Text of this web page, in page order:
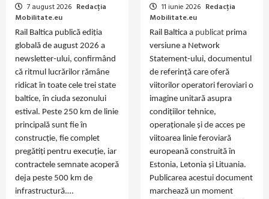
7 august 2026 Redacția
Mobilitate.eu
Rail Baltica publică ediția
globală de august 2026 a
newsletter‑ului, confirmând
că ritmul lucrărilor rămâne
ridicat în toate cele trei state
baltice, în ciuda sezonului
estival. Peste 250 km de linie
principală sunt fie în
construcție, fie complet
pregătiți pentru execuție, iar
contractele semnate acoperă
deja peste 500 km de
infrastructură.…
11 iunie 2026 Redacția
Mobilitate.eu
Rail Baltica a publicat prima
versiune a Network
Statement‑ului, documentul
de referință care oferă
viitorilor operatori feroviari o
imagine unitară asupra
condițiilor tehnice,
operaționale și de acces pe
viitoarea linie feroviară
europeană construită în
Estonia, Letonia și Lituania.
Publicarea acestui document
marchează un moment